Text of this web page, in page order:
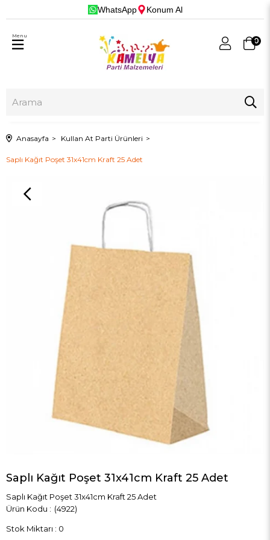
WhatsApp Konum Al
0
Menu
Anasayfa Kullan At Parti Ürünleri
Saplı Kağıt Poşet 31x41cm Kraft 25 Adet
Saplı Kağıt Poşet 31x41cm Kraft 25 Adet
Saplı Kağıt Poşet 31x41cm Kraft 25 Adet
(4922)
Stok Miktarı : 0